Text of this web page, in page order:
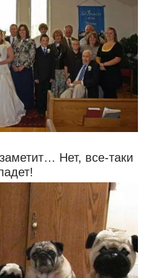
Нет, все-таки